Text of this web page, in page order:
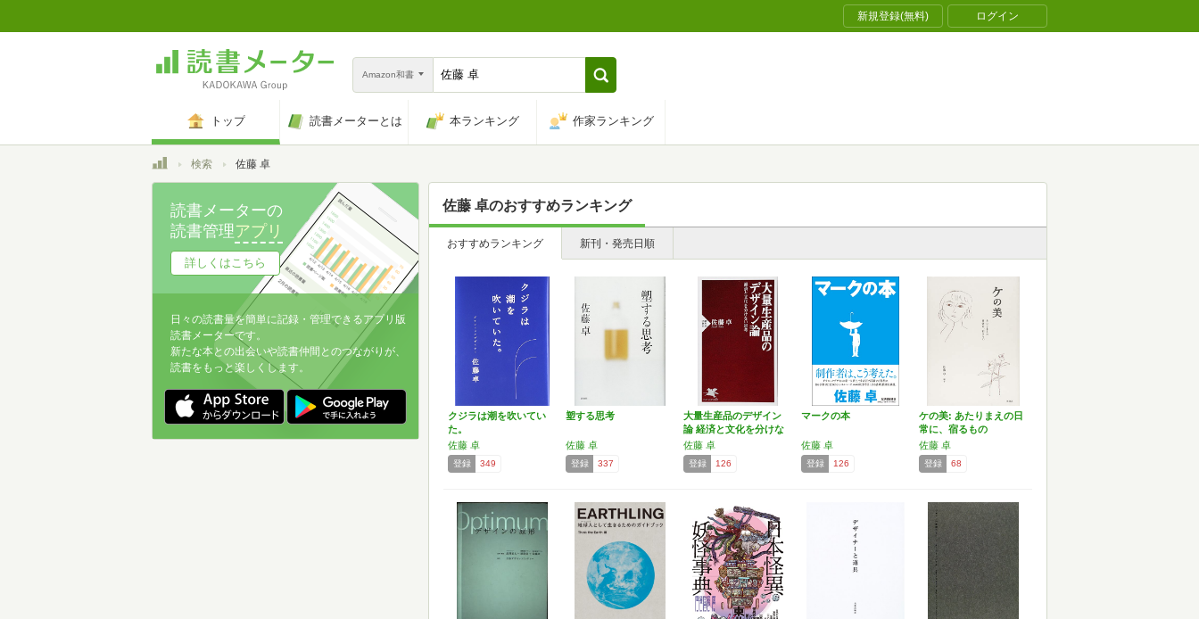
新規登録(無料) ログイン
Amazon和書
トップ 読書メーターとは 本ランキング 作家ランキング
トップ検索 佐藤 卓
佐藤 卓のおすすめランキング
おすすめランキング 新刊・発売日順
クジラは潮を吹いてい
た。
佐藤 卓
登録 349
塑する思考
佐藤 卓
登録 337
大量生産品のデザイン
論 経済と文化を分けな
い…
佐藤 卓
登録 126
マークの本
佐藤 卓
登録 126
ケの美: あたりまえの日
常に、宿るもの
佐藤 卓
登録 68
読書メーターの
読書管理アプリ
詳しくはこちら
日々の読書量を簡単に記録・管理できるアプリ版
読書メーターです。
新たな本との出会いや読書仲間とのつながりが、
読書をもっと楽しくします。